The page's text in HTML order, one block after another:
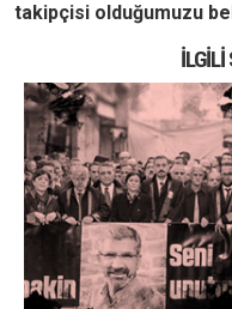
takipçisi olduğumuzu
İLGILI